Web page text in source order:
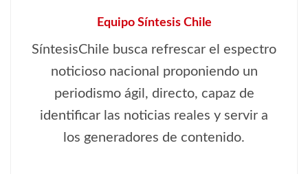
Equipo Síntesis Chile
SíntesisChile busca refrescar el espectro
noticioso nacional proponiendo un
periodismo ágil, directo, capaz de
identificar las noticias reales y servir a
los generadores de contenido.